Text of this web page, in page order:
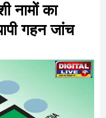
नामों का
गहन जांच